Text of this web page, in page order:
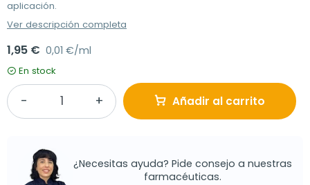
aplicación.
Ver descripción completa
1,95 € 0,01 €/ml
En stock
Añadir al carrito
¿Necesitas ayuda? Pide consejo a nuestras
farmacéuticas.